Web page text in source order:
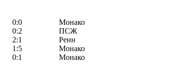
0:0
Монако
0:2
ПСЖ
2:1
Ренн
1:5
Монако
0:1
Монако